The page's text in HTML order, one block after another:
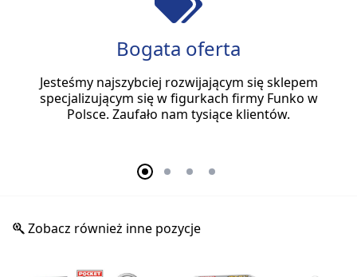
Bogata oferta
Jesteśmy najszybciej rozwijającym się sklepem
specjalizującym się w figurkach firmy Funko w
Polsce. Zaufało nam tysiące klientów.
Zobacz również inne pozycje